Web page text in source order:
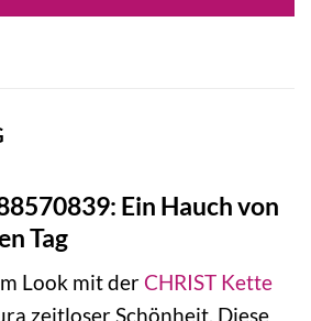
Ein Hauch von
Tag
Look mit derCHRIST Kette
zeitloser Schönheit. Diese